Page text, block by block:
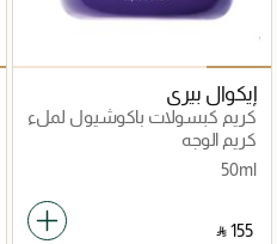
إيكوال بيري
كريم كبسولات باكوشيول لملء
البشرة
كريم الوجه
50ml
‎ ⃁ ⁦155⁩ ‎